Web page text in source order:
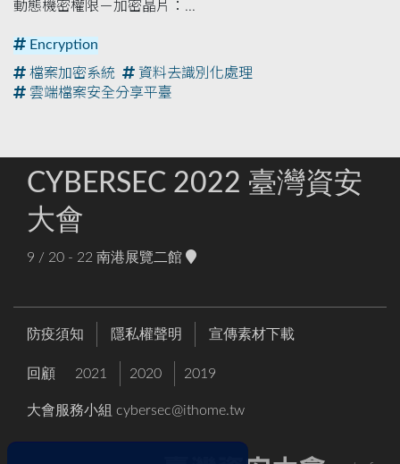
動態機密權限－加密晶片：...
Encryption
檔案加密系統
資料去識別化處理
雲端檔案安全分享平臺
CYBERSEC 2022 臺灣資安
大會
9 / 20 - 22 南港展覽二館
防疫須知 隱私權聲明 宣傳素材下載
回顧 2021 2020 2019
大會服務小組 cybersec@ithome.tw